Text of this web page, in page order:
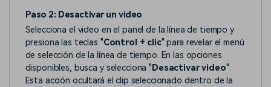
Paso 2: Desactivar un video
Selecciona el video en el panel de la línea de tiempo y
presiona las teclas "Control + clic" para revelar el menú
de selección de la línea de tiempo. En las opciones
disponibles, busca y selecciona " Desactivar video".
Esta acción ocultará el clip seleccionado dentro de la